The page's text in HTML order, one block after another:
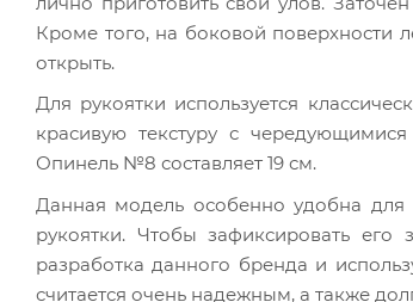
Кроме того, на боковой поверхности
открыть.
Для рукоятки используется
красивую текстуру с
Опинель №8 составляет 19 см.
Данная модель особенно удобна для
рукоятки. Чтобы зафиксировать
разработка данного бренда и
считается очень надежным, а также